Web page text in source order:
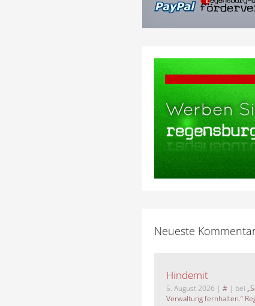
Neueste
Hindemit
5. August 2026 | #| bei
Verwaltung fernhalten.“